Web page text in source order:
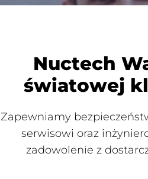
Nuctech
światowej
Zapewniamy
serwisowi oraz
zadowolenie z